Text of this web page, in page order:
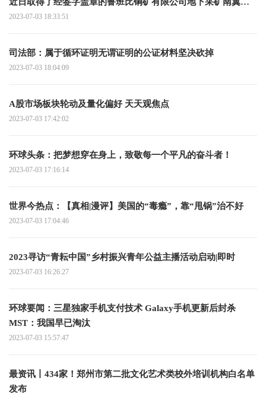
拓和生产运营合同
2023-07-03 18:33:51
司法部：属于循环证明无谓证明的公证材料坚决砍掉
2023-07-03 18:04:09
A股市场板块轮动及量化偏好 天天观焦点
2023-07-03 17:42:02
环球头条：把梦想穿在身上，致敬每一个平凡的奋斗者！
2023-07-03 17:16:14
世界今热点：【真相|漫评】美国的“毒瘾”，靠“甩锅”治不好
2023-07-03 17:04:46
2023寻访“青耘中国”乡村振兴青年公益主播活动启动|即时
2023-07-03 16:26:27
环球要闻：三星独家手机支付技术 Galaxy手机更新后封杀
MST：我国早已淘汰
2023-07-03 15:57:47
最资讯丨434家！郑州市第二批文化艺术类校外培训机构白名单
发布